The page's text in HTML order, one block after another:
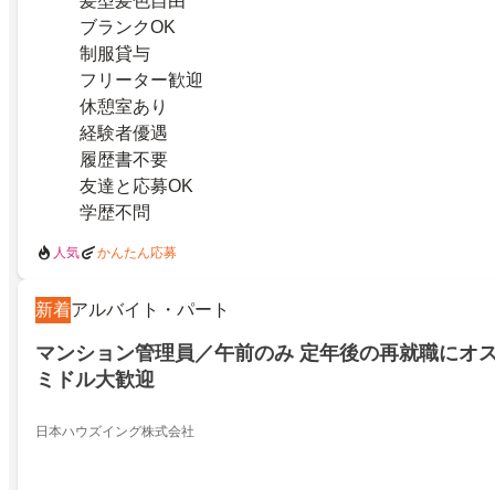
ブランクOK
制服貸与
フリーター歓迎
休憩室あり
経験者優遇
履歴書不要
友達と応募OK
学歴不問
人気 かんたん応募
新着アルバイト・パート
マンション管理員／午前のみ 定年後の再就職にオ
ミドル大歓迎
日本ハウズイング株式会社